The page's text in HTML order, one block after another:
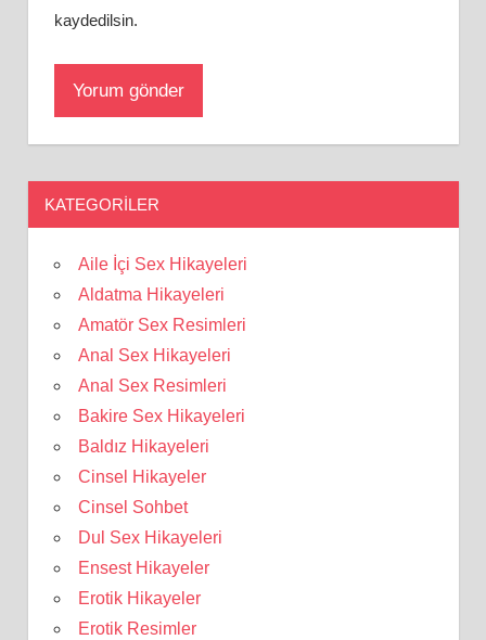
kaydedilsin.
KATEGORILER
Aile İçi Sex Hikayeleri
Aldatma Hikayeleri
Amatör Sex Resimleri
Anal Sex Hikayeleri
Anal Sex Resimleri
Bakire Sex Hikayeleri
Baldız Hikayeleri
Cinsel Hikayeler
Cinsel Sohbet
Dul Sex Hikayeleri
Ensest Hikayeler
Erotik Hikayeler
Erotik Resimler